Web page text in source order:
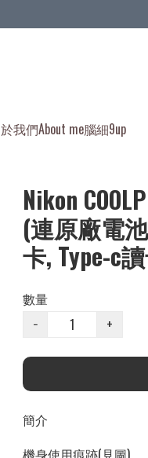
我們About me腦細9up
Nikon
(連原廠電
卡, Type-c
數量
−
+
簡介
機身使用痕跡(見圖)